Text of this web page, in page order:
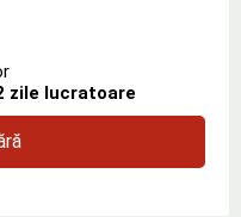
zile lucratoare